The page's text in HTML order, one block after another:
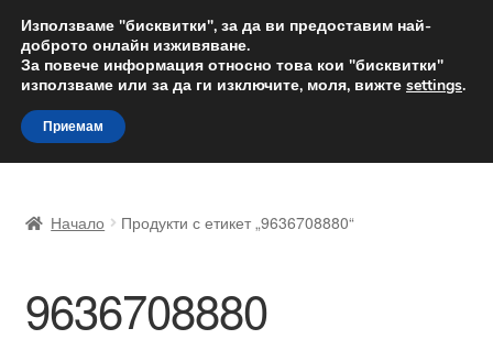
ДОСТАВКА от 12 лв.
Доставка по целия свят
Skip
to
navigation
Skip
to
content
Доставка по целия свят
Жалби
Начало Продукти с етикет „9636708880“
9636708880
Използваме "бисквитки", за да ви предоставим най-
доброто онлайн изживяване.
За повече информация относно това кои "бисквитки"
използваме или за да ги изключите, моля, вижте settings.
Приемам